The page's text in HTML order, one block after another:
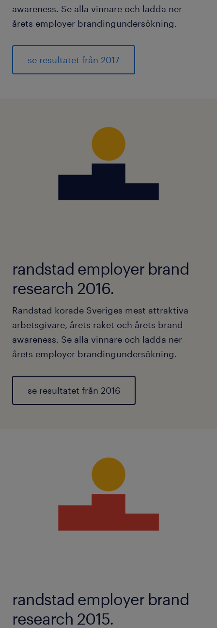
awareness. Se alla vinnare och ladda ner
årets employer brandingundersökning.
se resultatet från 2017
randstad employer brand
research 2016.
Randstad korade Sveriges mest attraktiva
arbetsgivare, årets raket och årets brand
awareness. Se alla vinnare och ladda ner
årets employer brandingundersökning.
se resultatet från 2016
randstad employer brand
research 2015.